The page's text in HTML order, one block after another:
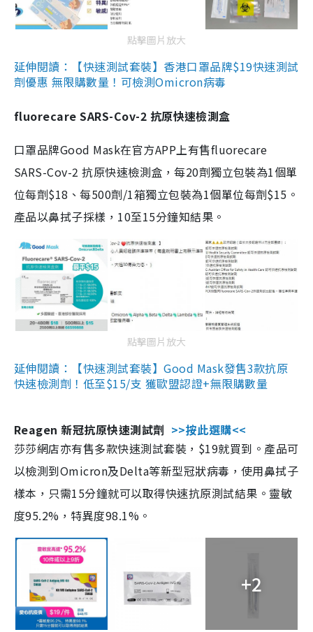
點擊圖片放大
延伸閱讀：【快速測試套裝】香港口罩品牌$19快速測試
劑優惠 無限購數量！可檢測Omicron病毒
fluorecare SARS-Cov-2 抗原快速檢測盒
口罩品牌Good Mask在官方APP上有售fluorecare
SARS-Cov-2 抗原快速檢測盒，每20劑獨立包裝為1個單
位每劑$18、每500劑/1箱獨立包裝為1個單位每劑$15。
產品以鼻拭子採樣，10至15分鐘知結果。
點擊圖片放大
延伸閱讀：【快速測試套裝】Good Mask發售3款抗原
快速檢測劑！低至$15/支 獲歐盟認證+無限購數量
Reagen 新冠抗原快速測試劑 >>按此選購<<
莎莎網店亦有售多款快速測試套裝，$19就買到。產品可
以檢測到Omicron及Delta等新型冠狀病毒，使用鼻拭子
樣本，只需15分鐘就可以取得快速抗原測試結果。靈敏
度95.2%，特異度98.1%。
+2